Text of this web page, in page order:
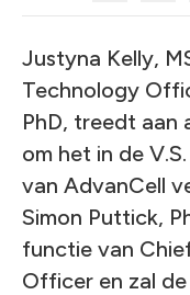
Justyna Kelly,
Technology
PhD, treedt aan
om het in de
van AdvanCell
Simon Puttick,
functie van
Officer en zal